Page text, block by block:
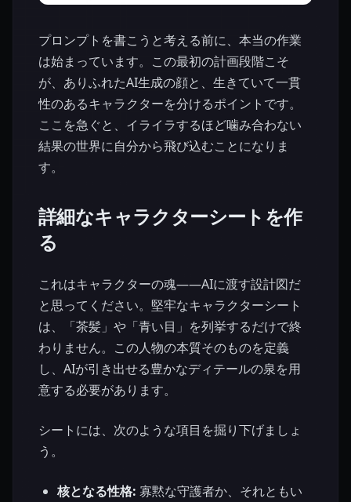
プロンプトを書こうと考える前に、本当の作業
は始まっています。この最初の計画段階こそ
が、ありふれたAI生成の顔と、生きていて一貫
性のあるキャラクターを分けるポイントです。
ここを急ぐと、イライラするほど噛み合わない
結果の世界に自分から飛び込むことになりま
す。
詳細なキャラクターシートを作
る
これはキャラクターの魂——AIに渡す設計図だ
と思ってください。堅牢なキャラクターシート
は、「茶髪」や「青い目」を列挙するだけで終
わりません。この人物の本質そのものを定義
し、AIが引き出せる豊かなディテールの泉を用
意する必要があります。
シートには、次のような項目を掘り下げましょ
う。
核となる性格: 寡黙な守護者か、それともい